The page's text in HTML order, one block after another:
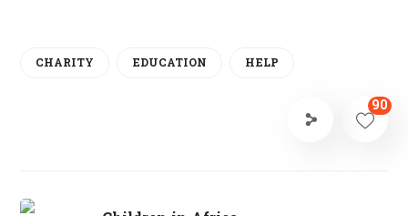
CHARITY EDUCATION HELP
90